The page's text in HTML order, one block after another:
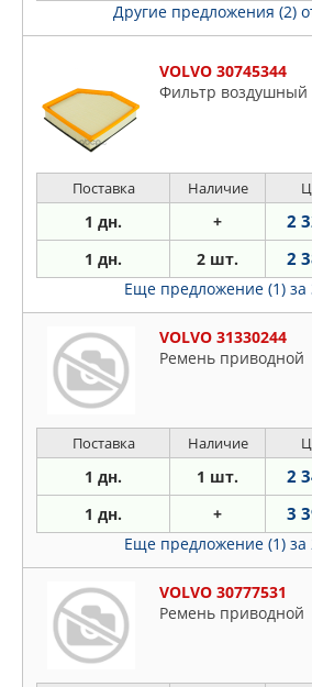
Другие предложения (2)
VOLVO 30745344
Фильтр воздушный
Поставка Наличие
1 дн. + 2
1 дн. 2 шт. 2
Еще предложение (1) за
VOLVO 31330244
Ремень приводной
Поставка Наличие
1 дн. 1 шт. 2
1 дн. + 3
Еще предложение (1) за
VOLVO 30777531
Ремень приводной